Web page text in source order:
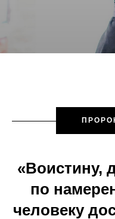
«Воистину,
по
человеку